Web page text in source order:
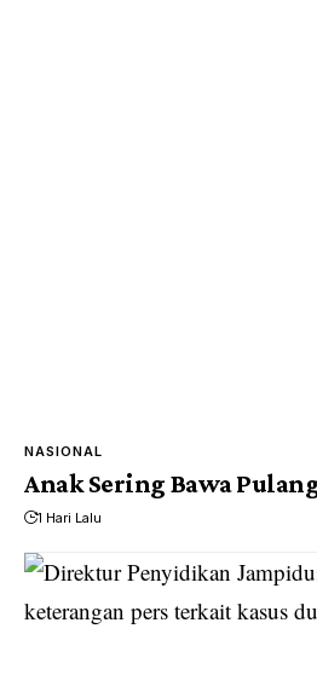
NASIONAL
Anak Sering Bawa
1 Hari Lalu